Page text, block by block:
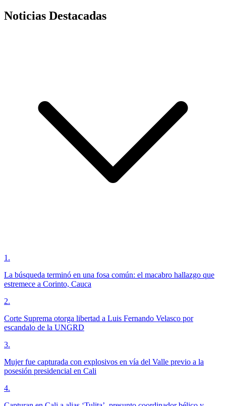
Noticias Destacadas
1 .
La búsqueda terminó en una fosa común: el macabro hallazgo que
estremece a Corinto, Cauca
2.
Corte Suprema otorga libertad a Luis Fernando Velasco por
escandalo de la UNGRD
3.
Mujer fue capturada con explosivos en vía del Valle previo a la
posesión presidencial en Cali
4.